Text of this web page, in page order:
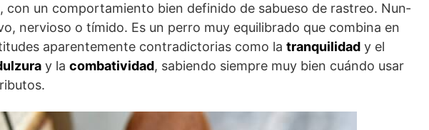
con un comportamiento bien definido de sabueso de rastreo. Nun­
nervioso o tímido. Es un perro muy equilibrado que combina en
aparentemente contradictorias como la tranquilidad y el
y la combatividad, sabiendo siempre muy bien cuándo usar